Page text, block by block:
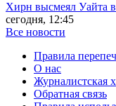
Хирн высмеял Уайта
сегодня, 12:45
Все новости
Правила
О нас
Журналистская
Обратная связь